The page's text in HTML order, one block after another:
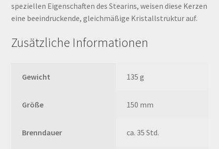
speziellen Eigenschaften des Stearins, weisen diese Kerzen
eine beeindruckende, gleichmäßige Kristallstruktur auf.
Zusätzliche Informationen
Gewicht 135 g
Größe 150 mm
Brenndauer ca. 35 Std.